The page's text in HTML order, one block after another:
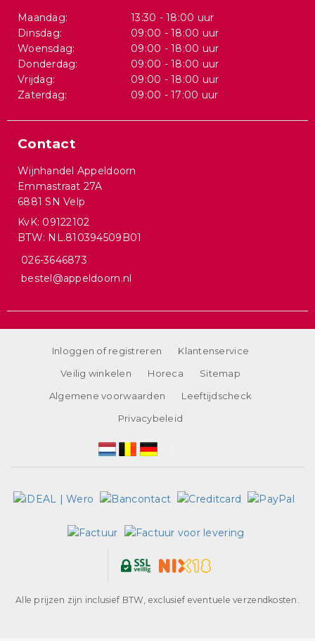
Maandag:
13:30 - 18:00 uur
Dinsdag:
09:00 - 18:00 uur
Woensdag:
09:00 - 18:00 uur
Donderdag:
09:00 - 18:00 uur
Vrijdag:
09:00 - 18:00 uur
Zaterdag:
09:00 - 17:00 uur
Contact
Wijnhandel Appeldoorn
Emmastraat 27A
6881 SN Velp
KvK: 09122102
BTW: NL.810394509B01
026-3646873
bestel@appeldoorn.nl
Inloggen of registreren
Klantenservice
Veilig winkelen
Horeca
Sitemap
Algemene voorwaarden
Leeftijdscheck
Privacybeleid
Alle prijzen zijn inclusief BTW, exclusief eventuele verzendkosten.